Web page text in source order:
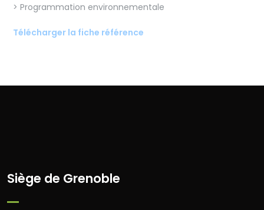
> Programmation environnementale
Télécharger la fiche référence
Siège de Grenoble